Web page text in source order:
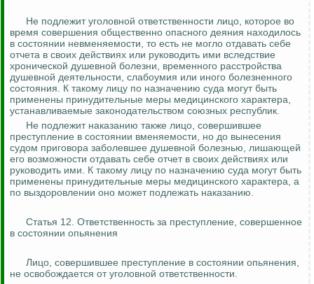
Не подлежит уголовной ответственности лицо, которое во
время совершения общественно опасного деяния находилось
в состоянии невменяемости, то есть не могло отдавать себе
отчета в своих действиях или руководить ими вследствие
хронической душевной болезни, временного расстройства
душевной деятельности, слабоумия или иного болезненного
состояния. К такому лицу по назначению суда могут быть
применены принудительные меры медицинского характера,
устанавливаемые законодательством союзных республик.
Не подлежит наказанию также лицо, совершившее
преступление в состоянии вменяемости, но до вынесения
судом приговора заболевшее душевной болезнью, лишающей
его возможности отдавать себе отчет в своих действиях или
руководить ими. К такому лицу по назначению суда могут быть
применены принудительные меры медицинского характера, а
по выздоровлении оно может подлежать наказанию.
Статья 12. Ответственность за преступление, совершенное
в состоянии опьянения
Лицо, совершившее преступление в состоянии опьянения,
не освобождается от уголовной ответственности.